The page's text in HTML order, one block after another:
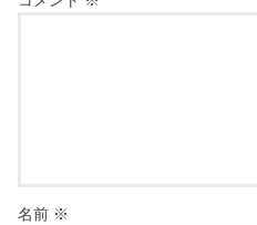
名前 ※